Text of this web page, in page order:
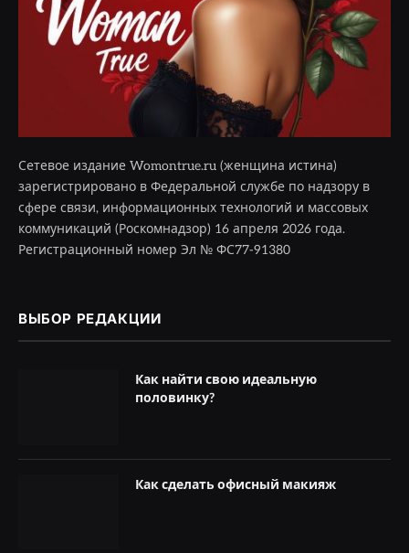
Сетевое издание Womontrue.ru (женщина истина)
зарегистрировано в Федеральной службе по надзору в
сфере связи, информационных технологий и массовых
коммуникаций (Роскомнадзор) 16 апреля 2026 года.
Регистрационный номер Эл № ФС77-91380
ВЫБОР РЕДАКЦИИ
Как найти свою идеальную
половинку?
Как сделать офисный макияж